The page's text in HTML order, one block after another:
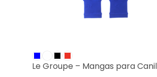
Le Groupe – Mangas para